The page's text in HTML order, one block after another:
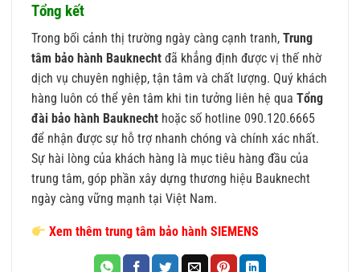
Tổng kết
Trong bối cảnh thị trường ngày càng cạnh tranh, Trung
tâm bảo hành Bauknecht đã khẳng định được vị thế nhờ
dịch vụ chuyên nghiệp, tận tâm và chất lượng. Quý khách
hàng luôn có thể yên tâm khi tin tưởng liên hệ qua Tổng
đài bảo hành Bauknecht hoặc số hotline 090.120.6665
để nhận được sự hỗ trợ nhanh chóng và chính xác nhất.
Sự hài lòng của khách hàng là mục tiêu hàng đầu của
trung tâm, góp phần xây dựng thương hiệu Bauknecht
ngày càng vững mạnh tại Việt Nam.
Xem thêm trung tâm bảo hành SIEMENS